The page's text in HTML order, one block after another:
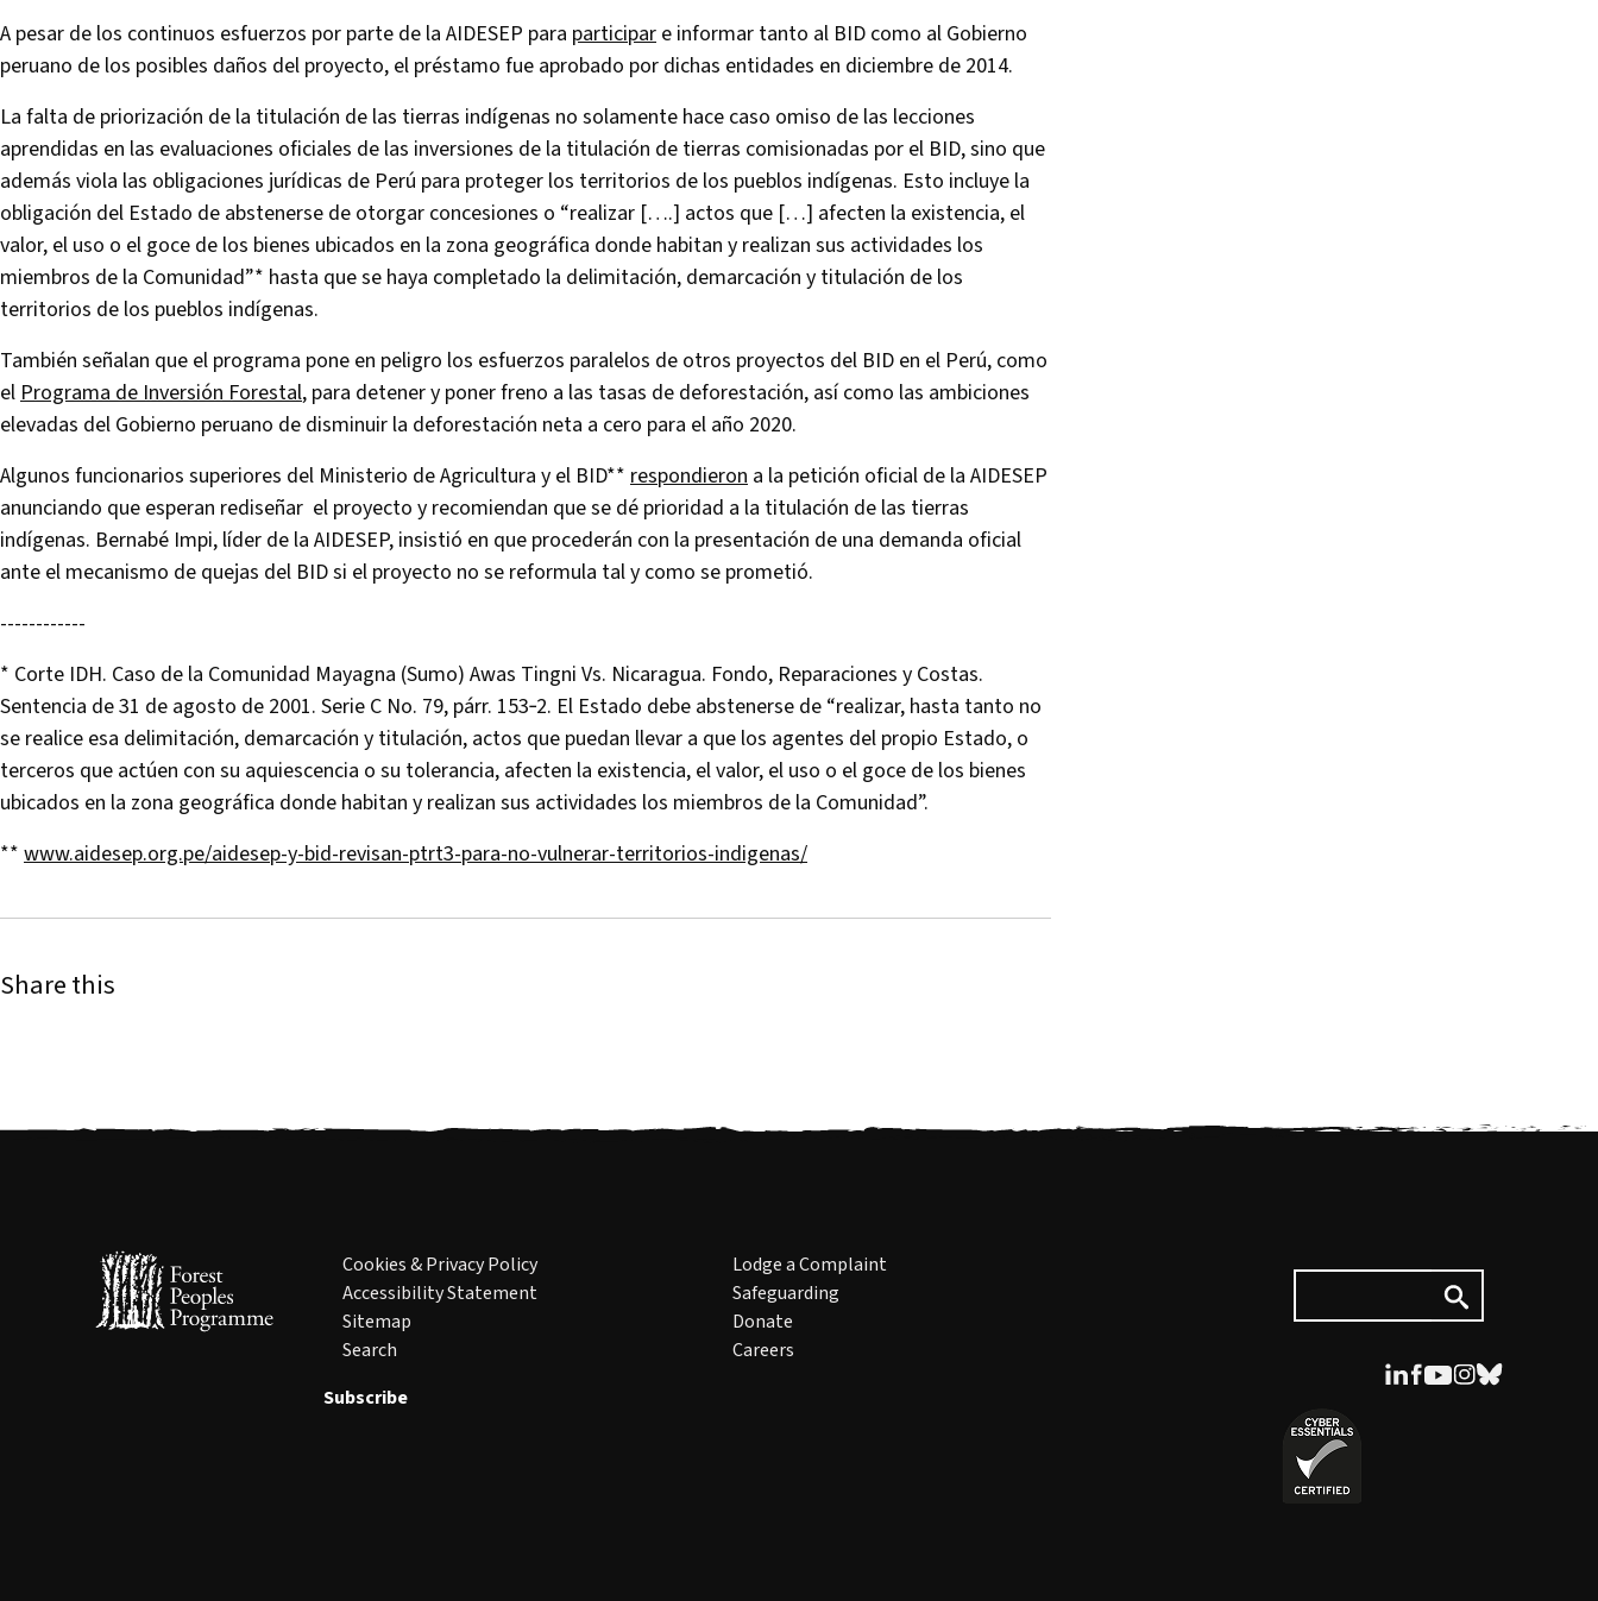
A pesar de los continuos esfuerzos por parte de la AIDESEP para participar e informar tanto al BID como al Gobierno
peruano de los posibles daños del proyecto, el préstamo fue aprobado por dichas entidades en diciembre de 2014.
La falta de priorización de la titulación de las tierras indígenas no solamente hace caso omiso de las lecciones
aprendidas en las evaluaciones oficiales de las inversiones de la titulación de tierras comisionadas por el BID, sino que
además viola las obligaciones jurídicas de Perú para proteger los territorios de los pueblos indígenas. Esto incluye la
obligación del Estado de abstenerse de otorgar concesiones o “realizar [….] actos que […] afecten la existencia, el
valor, el uso o el goce de los bienes ubicados en la zona geográfica donde habitan y realizan sus actividades los
miembros de la Comunidad”* hasta que se haya completado la delimitación, demarcación y titulación de los
territorios de los pueblos indígenas.
También señalan que el programa pone en peligro los esfuerzos paralelos de otros proyectos del BID en el Perú, como
elPrograma de Inversión Forestal, para detener y poner freno a las tasas de deforestación, así como las ambiciones
elevadas del Gobierno peruano de disminuir la deforestación neta a cero para el año 2020.
Algunos funcionarios superiores del Ministerio de Agricultura y el BID** respondieron a la petición oficial de la AIDESEP
anunciando que esperan rediseñar el proyecto y recomiendan que se dé prioridad a la titulación de las tierras
indígenas. Bernabé Impi, líder de la AIDESEP, insistió en que procederán con la presentación de una demanda oficial
ante el mecanismo de quejas del BID si el proyecto no se reformula tal y como se prometió.
------------
* Corte IDH. Caso de la Comunidad Mayagna (Sumo) Awas Tingni Vs. Nicaragua. Fondo, Reparaciones y Costas.
Sentencia de 31 de agosto de 2001. Serie C No. 79, párr. 153‐2. El Estado debe abstenerse de “realizar, hasta tanto no
se realice esa delimitación, demarcación y titulación, actos que puedan llevar a que los agentes del propio Estado, o
terceros que actúen con su aquiescencia o su tolerancia, afecten la existencia, el valor, el uso o el goce de los bienes
ubicados en la zona geográfica donde habitan y realizan sus actividades los miembros de la Comunidad”.
** www.aidesep.org.pe/aidesep-y-bid-revisan-ptrt3-para-no-vulnerar-territorios-indigenas/
Share this
Cookies & Privacy Policy
Accessibility Statement
Sitemap
Search
Lodge a Complaint
Safeguarding
Donate
Careers
Subscribe